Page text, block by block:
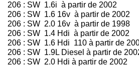
206 : SW 1.6i à partir de 2002
206 : SW 1.6 16v à partir de 2002
206 : SW 2.0 16v à partir de 1998
206 : SW 1.4 Hdi à partir de 2002
206 : SW 1.6 Hdi 110 à partir de
206 : SW 1.9L Diesel à partir de
206 : SW 2.0 Hdi à partir de 2002